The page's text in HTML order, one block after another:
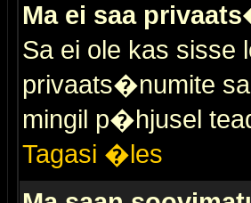
Ma ei saa
Sa ei ole kas sisse
privaats�numite
mingil p�hjusel
Tagasi �les